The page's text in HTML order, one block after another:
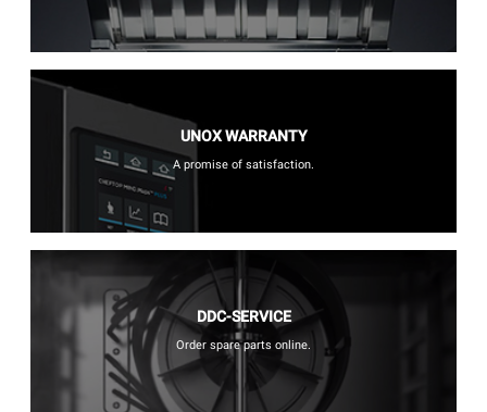
UNOX WARRANTY
A promise of satisfaction.
DDC-SERVICE
Order spare parts online.